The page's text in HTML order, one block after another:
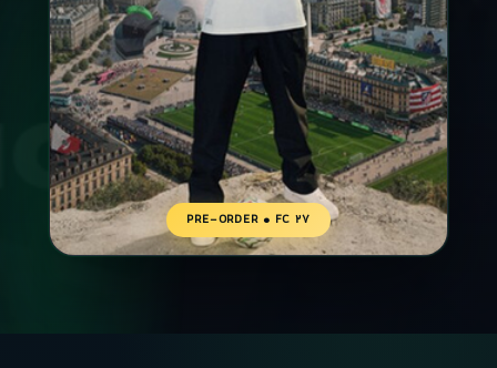
PRE-ORDER • FC 27